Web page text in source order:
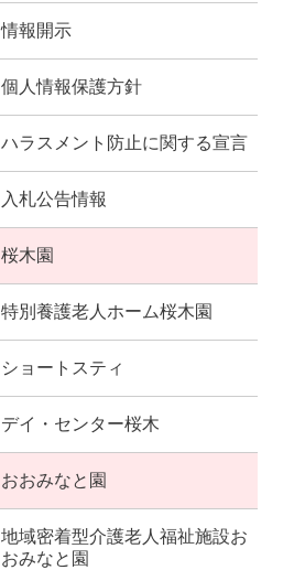
情報開示
個人情報保護方針
ハラスメント防止に関する宣言
入札公告情報
桜木園
特別養護老人ホーム桜木園
ショートスティ
デイ・センター桜木
おおみなと園
地域密着型介護老人福祉施設お
おみなと園